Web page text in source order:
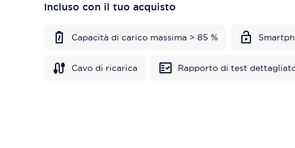
Incluso con il tuo acquisto
Capacità di carico massima > 85 %
Cavo di ricarica Rapporto di test